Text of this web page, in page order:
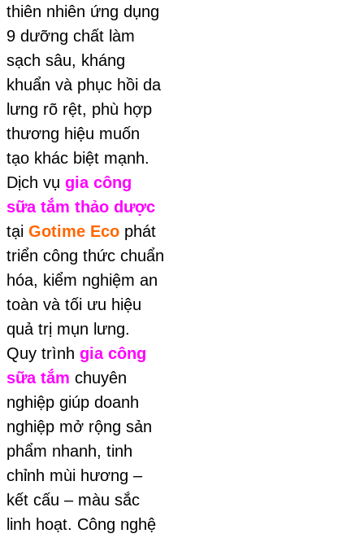
thiên nhiên ứng dụng
9 dưỡng chất làm
sạch sâu, kháng
khuẩn và phục hồi da
lưng rõ rệt, phù hợp
thương hiệu muốn
tạo khác biệt mạnh.
Dịch vụ gia công
sữa tắm thảo dược
tại Gotime Eco phát
triển công thức chuẩn
hóa, kiểm nghiệm an
toàn và tối ưu hiệu
quả trị mụn lưng.
Quy trình gia công
sữa tắm chuyên
nghiệp giúp doanh
nghiệp mở rộng sản
phẩm nhanh, tinh
chỉnh mùi hương –
kết cấu – màu sắc
linh hoạt. Công nghệ